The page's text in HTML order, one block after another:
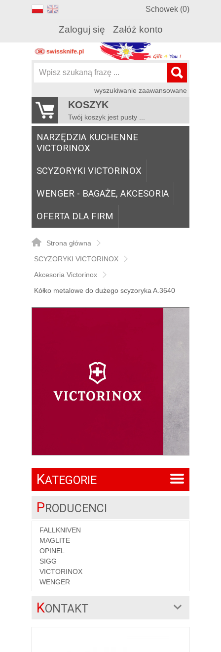
Schowek (0)
Zaloguj się Załóż konto
wyszukiwanie zaawansowane
KOSZYK
Twój koszyk jest pusty ...
NARZĘDZIA KUCHENNE
VICTORINOX
SCYZORYKI VICTORINOX
WENGER - BAGAŻE, AKCESORIA
OFERTA DLA FIRM
Strona główna
SCYZORYKI VICTORINOX
Akcesoria Victorinox
Kółko metalowe do dużego scyzoryka A.3640
KATEGORIE
PRODUCENCI
FALLKNIVEN
MAGLITE
OPINEL
SIGG
VICTORINOX
WENGER
KONTAKT